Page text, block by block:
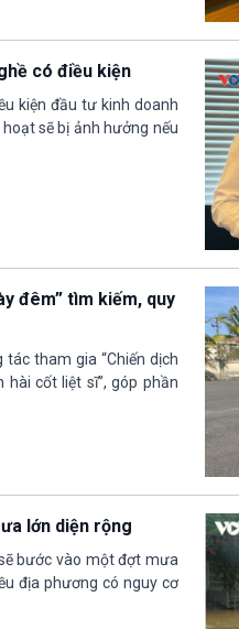
có điều kiện
kiện đầu tư kinh doanh
sẽ bị ảnh hưởng nếu
đêm” tìm kiếm, quy
tham gia “Chiến dịch
cốt liệt sĩ”, góp phần
lớn diện rộng
bước vào một đợt mưa
địa phương có nguy cơ